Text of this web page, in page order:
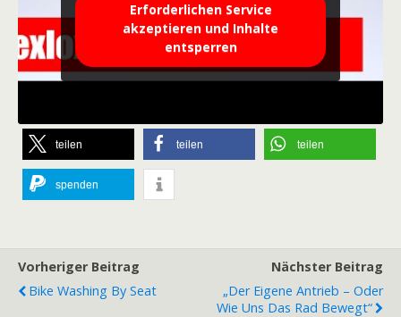
Erforderlichen Service
akzeptieren und Inhalte
entsperren
teilen teilen teilen
spenden
Vorheriger Beitrag
Bike Washing By Seat
Nächster Beitrag
„Der Eigene Antrieb – Oder
Wie Uns Das Rad Bewegt“